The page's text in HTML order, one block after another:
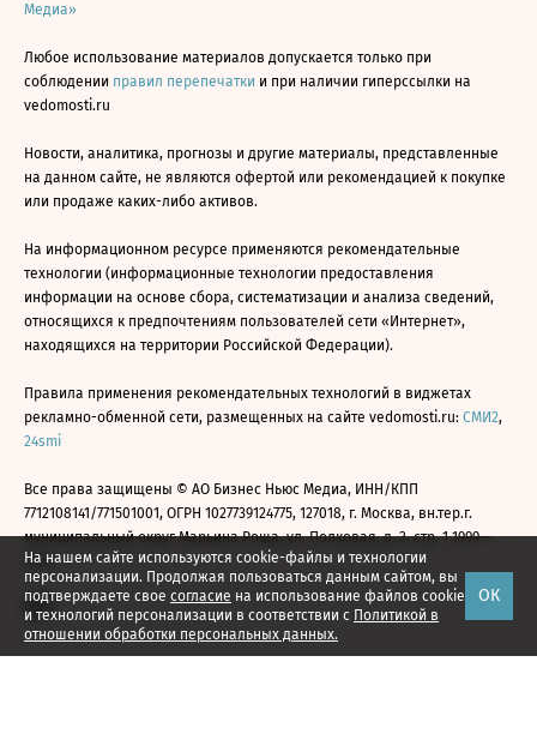
На нашем сайте используются cookie-файлы и технологии
персонализации. Продолжая пользоваться данным сайтом, вы
подтверждаете свое согласие на использование файлов cookie
и технологий персонализации в соответствии с Политикой в
отношении обработки персональных данных.
ОК
Медиа»
Любое использование материалов допускается только при
соблюдении правил перепечатки и при наличии гиперссылки на
vedomosti.ru
Новости, аналитика, прогнозы и другие материалы, представленные
на данном сайте, не являются офертой или рекомендацией к покупке
или продаже каких-либо активов.
На информационном ресурсе применяются рекомендательные
технологии (информационные технологии предоставления
информации на основе сбора, систематизации и анализа сведений,
относящихся к предпочтениям пользователей сети «Интернет»,
находящихся на территории Российской Федерации).
Правила применения рекомендательных технологий в виджетах
рекламно-обменной сети, размещенных на сайте vedomosti.ru: СМИ2,
24smi
Все права защищены © АО Бизнес Ньюс Медиа, ИНН/КПП
7712108141/771501001, ОГРН 1027739124775, 127018, г. Москва, вн.тер.г.
муниципальный округ Марьина Роща, ул. Полковая, д. 3, стр. 1 1999—
2026